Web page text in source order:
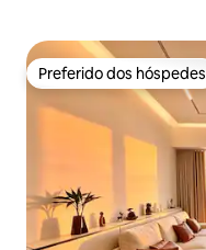
Preferido dos hóspedes
Preferido dos hóspedes